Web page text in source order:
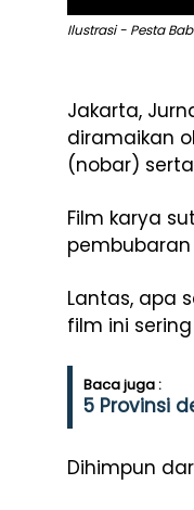
Ilustrasi - Pesta
Jakarta,
diramaikan
(nobar)
Film karya
Lantas, apa
film ini
Baca juga :
5 Provinsi
Dihimpun